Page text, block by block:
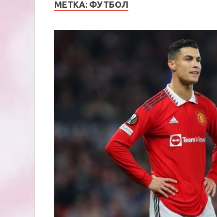
МЕТКА: ФУТБОЛ